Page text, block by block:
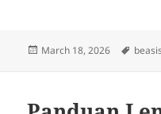
Posted
March 18, 2026 Tags